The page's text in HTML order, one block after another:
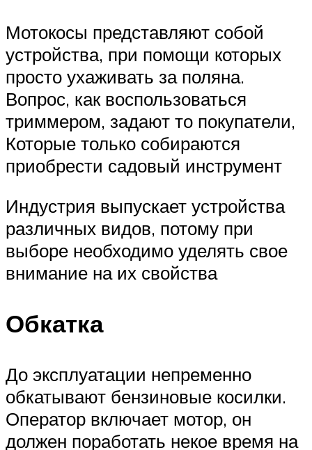
Мотокосы представляют собой
устройства, при помощи которых
просто ухаживать за поляна.
Вопрос, как воспользоваться
триммером, задают то покупатели,
Которые только собираются
приобрести садовый инструмент
Индустрия выпускает устройства
различных видов, потому при
выборе необходимо уделять свое
внимание на их свойства
Обкатка
До эксплуатации непременно
обкатывают бензиновые косилки.
Оператор включает мотор, он
должен поработать некое время на